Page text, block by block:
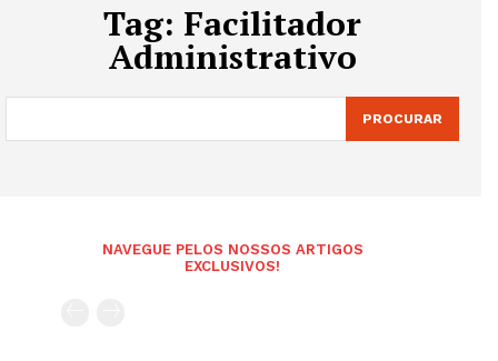
Tag: Facilitador
Administrativo
PROCURAR
NAVEGUE PELOS NOSSOS ARTIGOS
EXCLUSIVOS!